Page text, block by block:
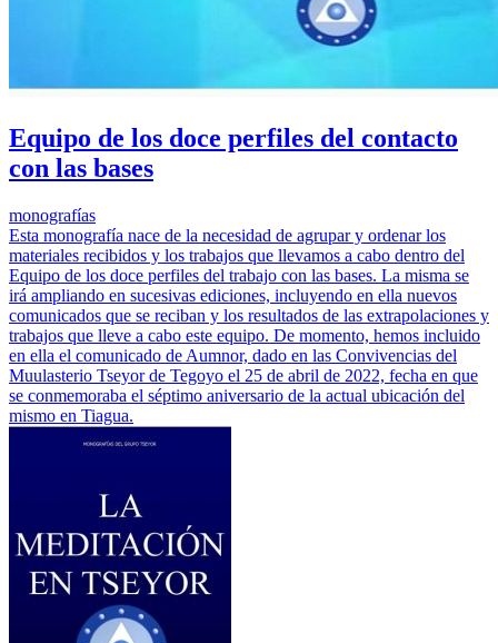
Equipo de los doce perfiles del contacto
con las bases
monografías
Esta monografía nace de la necesidad de agrupar y ordenar los
materiales recibidos y los trabajos que llevamos a cabo dentro del
Equipo de los doce perfiles del trabajo con las bases. La misma se
irá ampliando en sucesivas ediciones, incluyendo en ella nuevos
comunicados que se reciban y los resultados de las extrapolaciones y
trabajos que lleve a cabo este equipo. De momento, hemos incluido
en ella el comunicado de Aumnor, dado en las Convivencias del
Muulasterio Tseyor de Tegoyo el 25 de abril de 2022, fecha en que
se conmemoraba el séptimo aniversario de la actual ubicación del
mismo en Tiagua.